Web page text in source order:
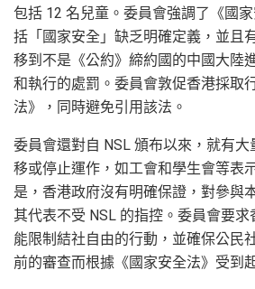
包括 12 名兒童。委員會強調了《國
括「國家安全」缺乏明確定義，並且
移到不是《公約》締約國的中國大陸
和執行的處罰。委員會敦促香港採取
法》，同時避免引用該法。
委員會還對自 NSL 頒布以來，就有
移或停止運作，如工會和學生會等表
是，香港政府沒有明確保證，對參與
其代表不受 NSL 的指控。委員會要
能限制結社自由的行動，並確保公民
前的審查而根據《國家安全法》受到